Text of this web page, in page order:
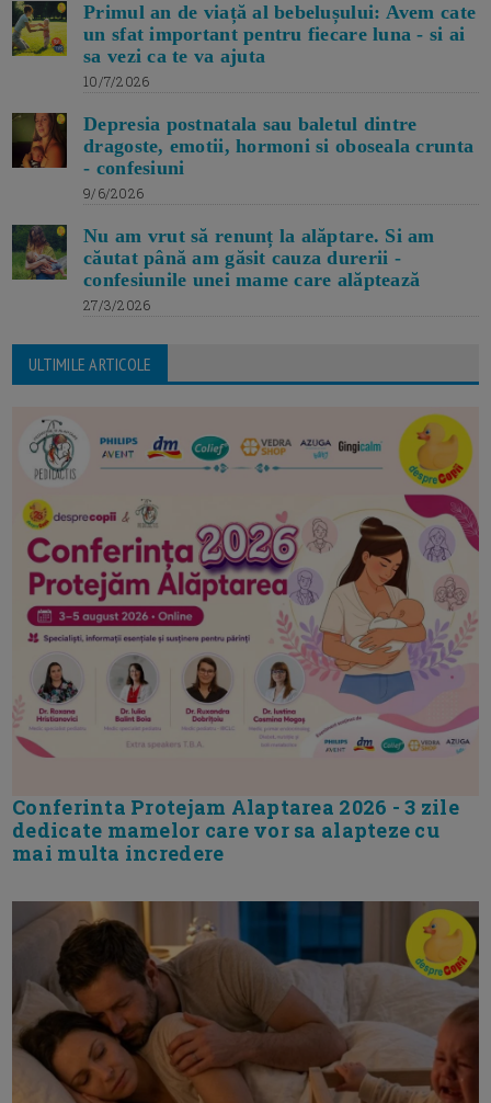
Primul an de viață al bebelușului: Avem cate
un sfat important pentru fiecare luna - si ai
sa vezi ca te va ajuta
10/7/2026
Depresia postnatala sau baletul dintre
dragoste, emotii, hormoni si oboseala crunta
- confesiuni
9/6/2026
Nu am vrut să renunț la alăptare. Si am
căutat până am găsit cauza durerii -
confesiunile unei mame care alăptează
27/3/2026
ULTIMILE ARTICOLE
Conferinta Protejam Alaptarea 2026 - 3 zile
dedicate mamelor care vor sa alapteze cu
mai multa incredere